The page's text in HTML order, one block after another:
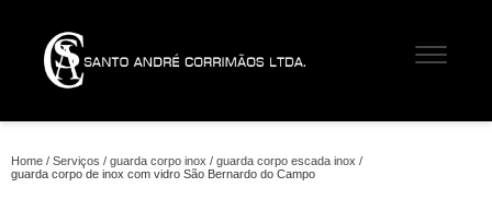
Home Serviços guarda corpo inox
guarda corpo escada inox
guarda corpo de inox com vidro São Bernardo do Campo